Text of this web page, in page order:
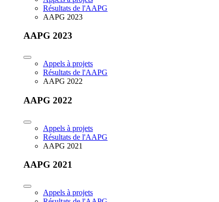
Résultats de l'AAPG
AAPG 2023
AAPG 2023
Appels à projets
Résultats de l'AAPG
AAPG 2022
AAPG 2022
Appels à projets
Résultats de l'AAPG
AAPG 2021
AAPG 2021
Appels à projets